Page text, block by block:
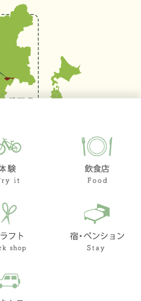
著作権と免責事項に
ついて
Hara